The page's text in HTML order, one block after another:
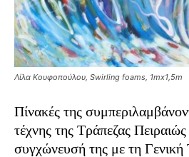
Λίλα Κουφοπούλου, Swirling foams, 1mx1,5m
Πίνακές της
τέχνης της Τράπεζας
συγχώνευσή της με τη